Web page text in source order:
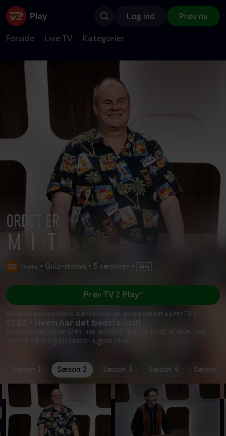
Log ind Prøv nu
Forside Live TV Kategorier
• Quiz-shows • 5 sæsoner •
S2:E2 • Hvem har det bedste ord?
Hvor hurtigt kører Oles nye autobil? Det er godt at vide, hvis
man vil sikre sig en plads i ugens finale.
Prøv TV 2 Play*
*Kræver pakken Basis. Administrer dit abonnement på Mit TV 2.
Sæson 1 Sæson 2 Sæson 3 Sæson 4 Sæson 5